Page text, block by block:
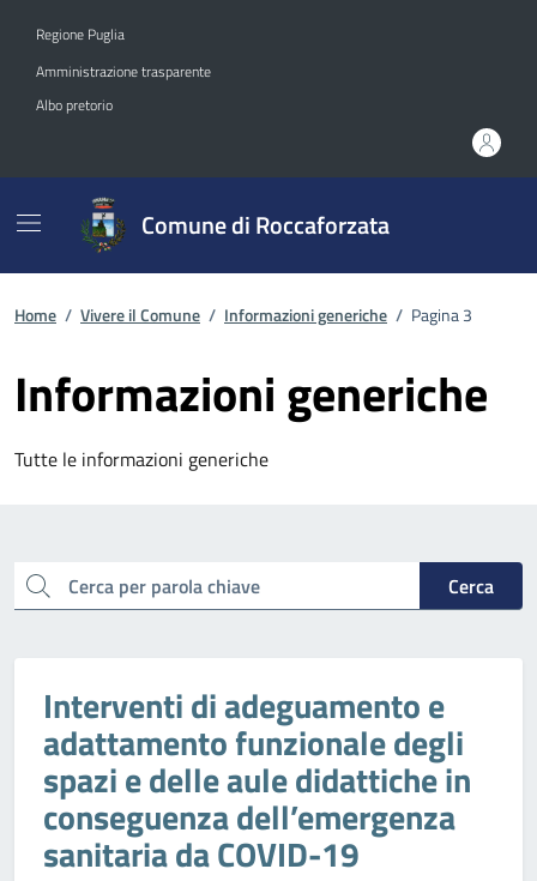
Regione Puglia
Amministrazione trasparente
Albo pretorio
Comune di Roccaforzata
Home / Vivere il Comune / Informazioni generiche / Pagina 3
Informazioni generiche
Tutte le informazioni generiche
cerca Cerca
Interventi di adeguamento e
adattamento funzionale degli
spazi e delle aule didattiche in
conseguenza dell’emergenza
sanitaria da COVID-19